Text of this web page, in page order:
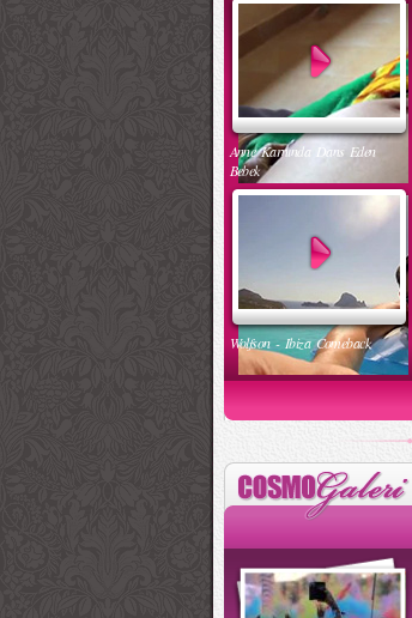
Anne Karnında Dans Eden
Bebek
Wolfson - Ibiza Comeback
Başlar